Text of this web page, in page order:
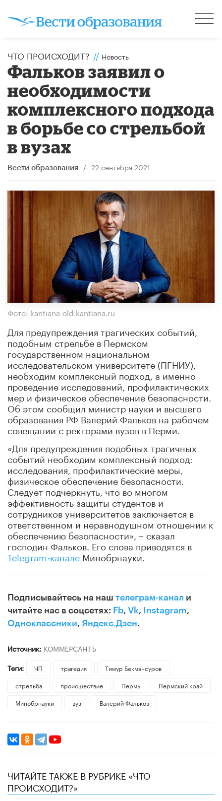
ЧТО ПРОИСХОДИТ? // Новость
Фальков заявил о
необходимости
комплексного подхода
в борьбе со стрельбой
в вузах
Вести образования / 22 сентября 2021
Фото: kantiana-old.kantiana.ru
Для предупреждения трагических событий,
подобным стрельбе в Пермском
государственном национальном
исследовательском университете (ПГНИУ),
необходим комплексный подход, а именно
проведение исследований, профилактических
мер и физическое обеспечение безопасности.
Об этом сообщил министр науки и высшего
образования РФ Валерий Фальков на рабочем
совещании с ректорами вузов в Перми.
«Для предупреждения подобных трагичных
событий необходим комплексный подход:
исследования, профилактические меры,
физическое обеспечение безопасности.
Следует подчеркнуть, что во многом
эффективность защиты студентов и
сотрудников университетов заключается в
ответственном и неравнодушном отношении к
обеспечению безопасности», – сказал
господин Фальков. Его слова приводятся в
Telegram-канале Минобрнауки.
Подписывайтесь на наш телеграм-канал и
читайте нас в соцсетях: Fb, Vk, Instagram,
Одноклассники, Яндекс.Дзен.
Источник: КОММЕРСАНТЪ
Теги:
ЧП трагедия
Тимур Бекмансуров
стрельба
происшествие Пермь
Пермский край
Минобрнауки
вуз Валерий Фальков
ЧИТАЙТЕ ТАКЖЕ В РУБРИКЕ «ЧТО
ПРОИСХОДИТ?»